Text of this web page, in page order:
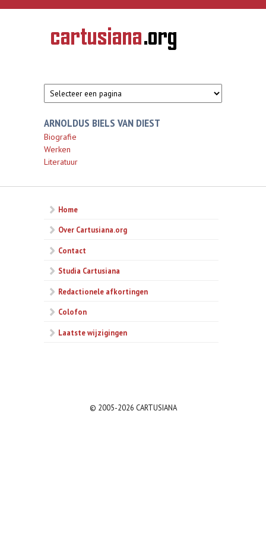
Overslaan en naar de inhoud gaan
CARTUSIANA
Geschiedenis
van de
ARNOLDUS BIELS VAN DIEST
Biografie
Werken
Literatuur
Home
Over Cartusiana.org
Contact
Studia Cartusiana
Redactionele afkortingen
Colofon
Laatste wijzigingen
© 2005-2026 CARTUSIANA